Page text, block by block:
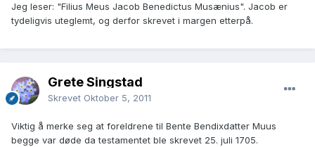
Jeg leser: "Filius Meus Jacob Benedictus Musænius". Jacob er
tydeligvis uteglemt, og derfor skrevet i margen etterpå.
Grete Singstad
Skrevet Oktober 5, 2011
Viktig å merke seg at foreldrene til Bente Bendixdatter Muus
begge var døde da testamentet ble skrevet 25. juli 1705.